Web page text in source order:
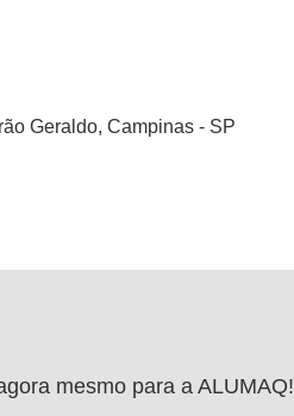
Geraldo, Campinas - SP
mesmo para a ALUMAQ!